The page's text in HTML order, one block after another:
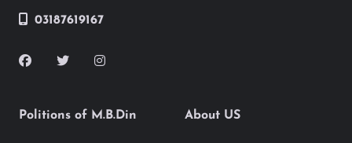
03187619167
Politions of M.B.Din About US